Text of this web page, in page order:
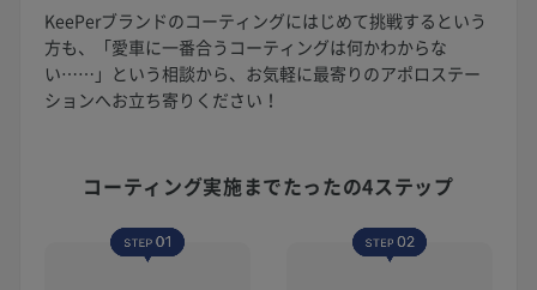
KeePerブランドのコーティングにはじめて挑戦するという
方も、「愛車に一番合うコーティングは何かわからな
い……」という相談から、お気軽に最寄りのアポロステー
ションへお立ち寄りください！
コーティング実施までたったの4ステップ